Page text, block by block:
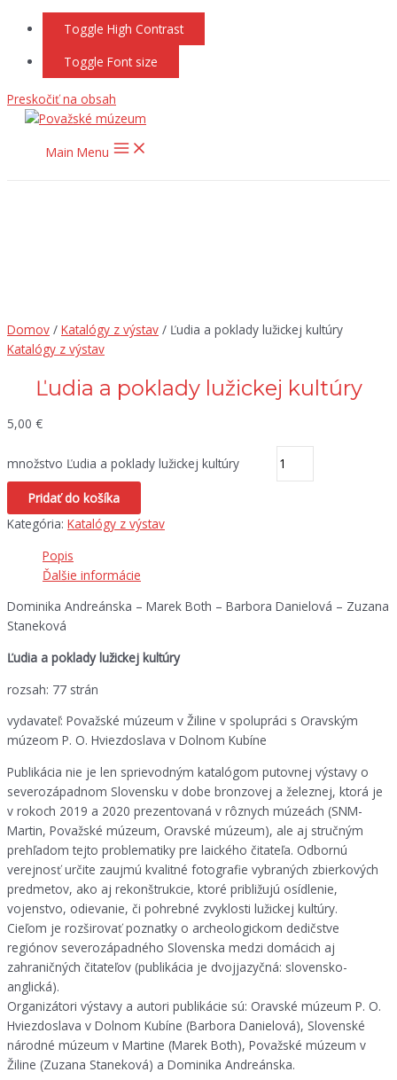
Toggle High Contrast
Toggle Font size
Preskočiť na obsah
Main Menu
Domov / Katalógy z výstav / Ľudia a poklady lužickej kultúry
Katalógy z výstav
Ľudia a poklady lužickej kultúry
5,00 €
množstvo Ľudia a poklady lužickej kultúry
Pridať do košíka
Kategória: Katalógy z výstav
Popis
Ďalšie informácie
Dominika Andreánska – Marek Both – Barbora Danielová – Zuzana
Staneková
Ľudia a poklady lužickej kultúry
rozsah: 77 strán
vydavateľ: Považské múzeum v Žiline v spolupráci s Oravským
múzeom P. O. Hviezdoslava v Dolnom Kubíne
Publikácia nie je len sprievodným katalógom putovnej výstavy o
severozápadnom Slovensku v dobe bronzovej a železnej, ktorá je
v rokoch 2019 a 2020 prezentovaná v rôznych múzeách (SNM-
Martin, Považské múzeum, Oravské múzeum), ale aj stručným
prehľadom tejto problematiky pre laického čitateľa. Odbornú
verejnosť určite zaujmú kvalitné fotografie vybraných zbierkových
predmetov, ako aj rekonštrukcie, ktoré približujú osídlenie,
vojenstvo, odievanie, či pohrebné zvyklosti lužickej kultúry.
Cieľom je rozširovať poznatky o archeologickom dedičstve
regiónov severozápadného Slovenska medzi domácich aj
zahraničných čitateľov (publikácia je dvojjazyčná: slovensko-
anglická).
Organizátori výstavy a autori publikácie sú: Oravské múzeum P. O.
Hviezdoslava v Dolnom Kubíne (Barbora Danielová), Slovenské
národné múzeum v Martine (Marek Both), Považské múzeum v
Žiline (Zuzana Staneková) a Dominika Andreánska.